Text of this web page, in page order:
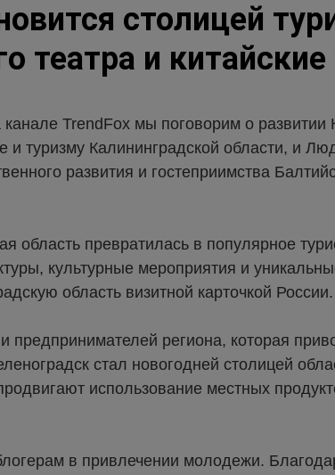
столицей
театра и
TrendFox мы поговорим о развитии
и туризму Калининградской области, и
развития и гостеприимства
область превратилась в популярное
культурные мероприятия и
область визитной карточкой России.
региона, которая
стал новогодней столицей
использование местных
в привлечении молодежи.